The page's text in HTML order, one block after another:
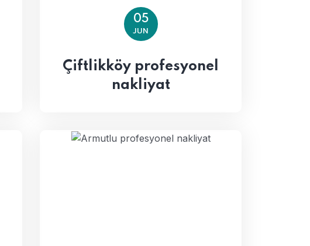
05
JUN
Çiftlikköy profesyonel
nakliyat